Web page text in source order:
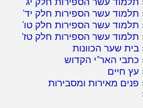
תלמוד עשר הספירות חלק יד'
תלמוד עשר הספירות חלק טו'
תלמוד עשר הספירות חלק טז'
בית שער הכוונות
כתבי האר"י הקדוש
עץ חיים
פנים מאירות ומסבירות